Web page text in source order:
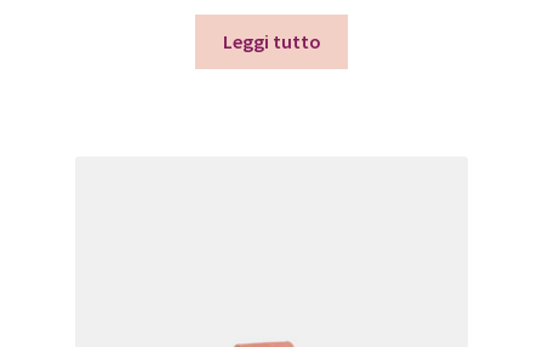
Leggi tutto